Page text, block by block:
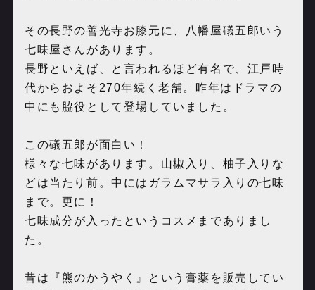
その長野の善光寺お膝元に、八幡屋礒五郎いう
七味屋さんがあります。
長野といえば、と言われるほど有名で、江戸時
代からおよそ270年続く老舗。昨年はドラマの
中にも脇役として登場していました。
この礒五郎が面白い！
様々な七味があります。山椒入り、柚子入りな
どは当たり前。中にはガラムマサラ入りの七味
まで。更に！
七味成分が入ったというコスメまでありまし
た。
昔は『熊のかうやく』という膏薬を販売してい